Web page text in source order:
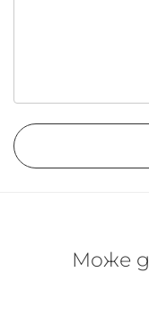
Може